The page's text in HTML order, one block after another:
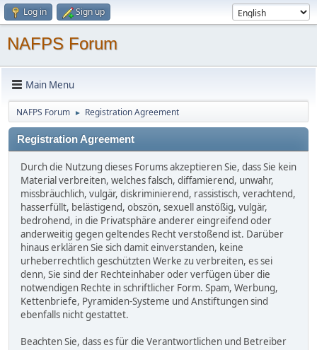
Log in Sign up
NAFPS Forum
Main Menu
NAFPS Forum ► Registration Agreement
Registration Agreement
Durch die Nutzung dieses Forums akzeptieren Sie, dass Sie kein
Material verbreiten, welches falsch, diffamierend, unwahr,
missbräuchlich, vulgär, diskriminierend, rassistisch, verachtend,
hasserfüllt, belästigend, obszön, sexuell anstößig, vulgär,
bedrohend, in die Privatsphäre anderer eingreifend oder
anderweitig gegen geltendes Recht verstoßend ist. Darüber
hinaus erklären Sie sich damit einverstanden, keine
urheberrechtlich geschützten Werke zu verbreiten, es sei
denn, Sie sind der Rechteinhaber oder verfügen über die
notwendigen Rechte in schriftlicher Form. Spam, Werbung,
Kettenbriefe, Pyramiden-Systeme und Anstiftungen sind
ebenfalls nicht gestattet.
Beachten Sie, dass es für die Verantwortlichen und Betreiber